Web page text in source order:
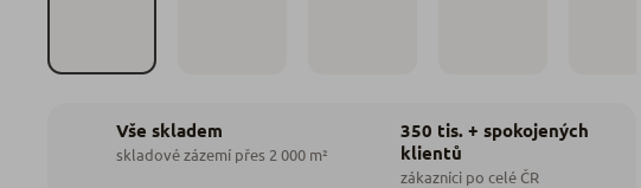
Vše skladem
skladové zázemí přes 2 000 m²
350 tis. + spokojených
klientů
zákazníci po celé ČR